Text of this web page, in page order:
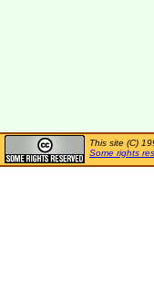
This site (C)
Some rights